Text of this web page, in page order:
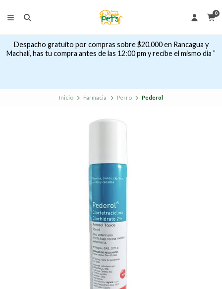
0
Despacho gratuito por compras sobre $20.000 en Rancagua y
Machalí, has tu compra antes de las 12:00 pm y recibe el mismo dia ”
Inicio Farmacia Perro Pederol